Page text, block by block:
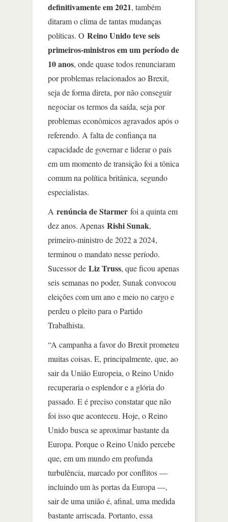
definitivamente em 2021, também
ditaram o clima de tantas mudanças
políticas. O Reino Unido teve seis
primeiros-ministros em um período de
10 anos, onde quase todos renunciaram
por problemas relacionados ao Brexit,
seja de forma direta, por não conseguir
negociar os termos da saída, seja por
problemas econômicos agravados após o
referendo. A falta de confiança na
capacidade de governar e liderar o país
em um momento de transição foi a tônica
comum na política britânica, segundo
especialistas.
A renúncia de Starmer foi a quinta em
dez anos. Apenas Rishi Sunak,
primeiro-ministro de 2022 a 2024,
terminou o mandato nesse período.
Sucessor de Liz Truss, que ficou apenas
seis semanas no poder, Sunak convocou
eleições com um ano e meio no cargo e
perdeu o pleito para o Partido
Trabalhista.
“A campanha a favor do Brexit prometeu
muitas coisas. E, principalmente, que, ao
sair da União Europeia, o Reino Unido
recuperaria o esplendor e a glória do
passado. E é preciso constatar que não
foi isso que aconteceu. Hoje, o Reino
Unido busca se aproximar bastante da
Europa. Porque o Reino Unido percebe
que, em um mundo em profunda
turbulência, marcado por conflitos —
incluindo um às portas da Europa —,
sair de uma união é, afinal, uma medida
bastante arriscada. Portanto, essa